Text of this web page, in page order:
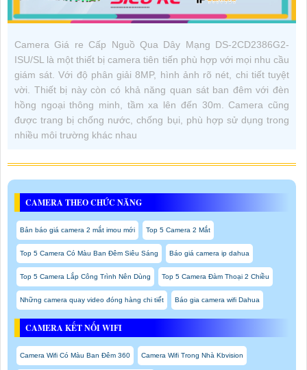
Camera Giá re Cấp Nguồ Qua Dây Mạng DS-2CD2386G2-
ISU/SL là một thiết bị camera tiên tiến phù hợp với mọi nhu cầu
giám sát. Với độ phân giải 8MP, hình ảnh rõ nét, chi tiết tuyệt
vời. Thiết bị này còn có khả năng quan sát ban đêm với đèn
hồng ngoại thông minh, tầm xa lên đến 30m. Camera cũng
được trang bị chống nước, chống bụi, phù hợp sử dụng trong
nhiều môi trường khác nhau
CAMERA THEO CHỨC NĂNG
Bản báo giá camera 2 mắt imou mới Top 5 Camera 2 Mắt
Top 5 Camera Có Màu Ban Đêm Siêu Sáng Báo giá camera ip dahua
Top 5 Camera Lắp Công Trình Nên Dùng Top 5 Camera Đàm Thoại 2 Chiều
Những camera quay video đóng hàng chi tiết Báo gia camera wifi Dahua
CAMERA KẾT NỐI WIFI
Camera Wifi Có Màu Ban Đêm 360 Camera Wifi Trong Nhà Kbvision